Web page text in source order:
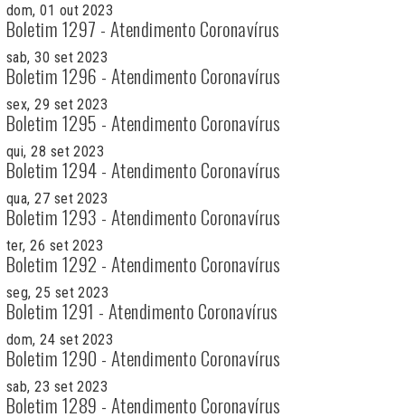
dom, 01 out 2023
Boletim 1297 - Atendimento Coronavírus
sab, 30 set 2023
Boletim 1296 - Atendimento Coronavírus
sex, 29 set 2023
Boletim 1295 - Atendimento Coronavírus
qui, 28 set 2023
Boletim 1294 - Atendimento Coronavírus
qua, 27 set 2023
Boletim 1293 - Atendimento Coronavírus
ter, 26 set 2023
Boletim 1292 - Atendimento Coronavírus
seg, 25 set 2023
Boletim 1291 - Atendimento Coronavírus
dom, 24 set 2023
Boletim 1290 - Atendimento Coronavírus
sab, 23 set 2023
Boletim 1289 - Atendimento Coronavírus